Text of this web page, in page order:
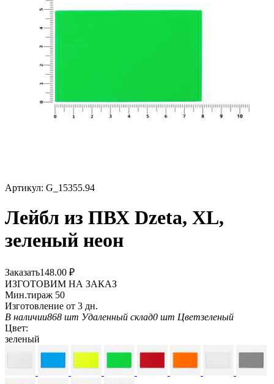
Артикул: G_15355.94
Лейбл из ПВХ Dzeta, ХL,
зеленый неон
Заказать148.00 ₽
ИЗГОТОВИМ НА ЗАКАЗ
Мин.тираж 50
Изготовление от 3 дн.
В наличии868 шт Удаленный склад0 шт Цветзеленый
Цвет:
зеленый